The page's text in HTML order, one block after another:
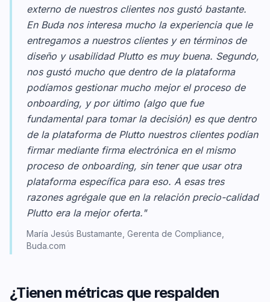
externo de nuestros clientes nos gustó bastante.
En Buda nos interesa mucho la experiencia que le
entregamos a nuestros clientes y en términos de
diseño y usabilidad Plutto es muy buena. Segundo,
nos gustó mucho que dentro de la plataforma
podíamos gestionar mucho mejor el proceso de
onboarding, y por último (algo que fue
fundamental para tomar la decisión) es que dentro
de la plataforma de Plutto nuestros clientes podían
firmar mediante firma electrónica en el mismo
proceso de onboarding, sin tener que usar otra
plataforma específica para eso. A esas tres
razones agrégale que en la relación precio-calidad
Plutto era la mejor oferta."
María Jesús Bustamante, Gerenta de Compliance,
Buda.com
¿Tienen métricas que respalden